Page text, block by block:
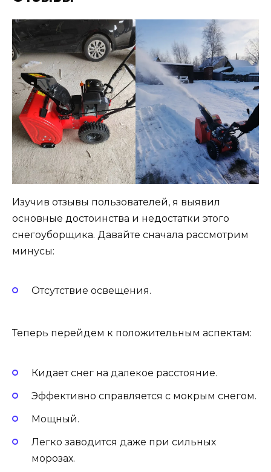
Изучив отзывы пользователей, я выявил
основные достоинства и недостатки этого
снегоуборщика. Давайте сначала рассмотрим
минусы:
Отсутствие освещения.
Теперь перейдем к положительным аспектам:
Кидает снег на далекое расстояние.
Эффективно справляется с мокрым снегом.
Мощный.
Легко заводится даже при сильных
морозах.